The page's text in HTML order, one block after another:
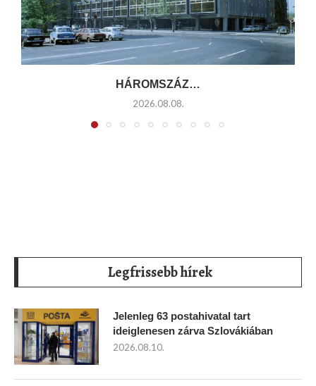
HÁROMSZÁZ…
2026.08.08.
Legfrissebb hírek
Jelenleg 63 postahivatal tart
ideiglenesen zárva Szlovákiában
2026.08.10.